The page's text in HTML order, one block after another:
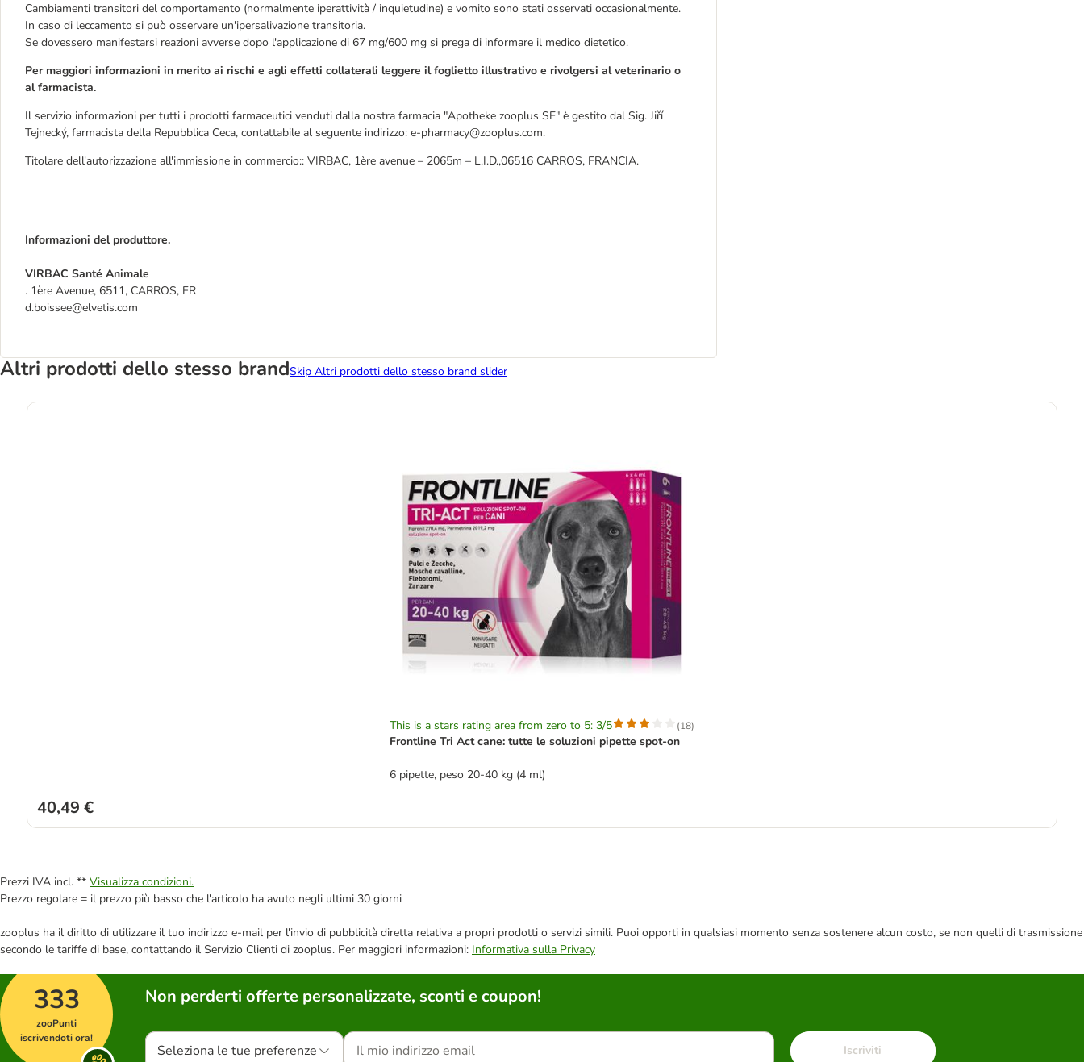
Cambiamenti transitori del comportamento (normalmente iperattività / inquietudine) e vomito sono stati osservati occasionalmente.
In caso di leccamento si può osservare un'ipersalivazione transitoria.
Se dovessero manifestarsi reazioni avverse dopo l'applicazione di 67 mg/600 mg si prega di informare il medico dietetico.
Per maggiori informazioni in merito ai rischi e agli effetti collaterali leggere il foglietto illustrativo e rivolgersi al veterinario o
al farmacista.
Il servizio informazioni per tutti i prodotti farmaceutici venduti dalla nostra farmacia "Apotheke zooplus SE" è gestito dal Sig. Jiří
Tejnecký, farmacista della Repubblica Ceca, contattabile al seguente indirizzo: e-pharmacy@zooplus.com.
Titolare dell'autorizzazione all'immissione in commercio:: VIRBAC, 1ère avenue – 2065m – L.I.D.,06516 CARROS, FRANCIA.
Informazioni del produttore.
VIRBAC Santé Animale
. 1ère Avenue, 6511, CARROS, FR
d.boissee@elvetis.com
Altri prodotti dello stesso brandSkip Altri prodotti dello stesso brand slider
This is a stars rating area from zero to 5: 3/5 (18)
Frontline Tri Act cane: tutte le soluzioni pipette spot-on
6 pipette, peso 20-40 kg (4 ml)
40,49 €
Prezzi IVA incl. ** Visualizza condizioni.
Prezzo regolare = il prezzo più basso che l'articolo ha avuto negli ultimi 30 giorni
zooplus ha il diritto di utilizzare il tuo indirizzo e-mail per l'invio di pubblicità diretta relativa a propri prodotti o servizi simili. Puoi opporti in qualsiasi momento senza sostenere alcun costo, se non quelli di trasmissione
secondo le tariffe di base, contattando il Servizio Clienti di zooplus. Per maggiori informazioni: Informativa sulla Privacy
333
zooPunti
iscrivendoti ora!
Non perderti offerte personalizzate, sconti e coupon!
Seleziona le tue preferenze Iscriviti